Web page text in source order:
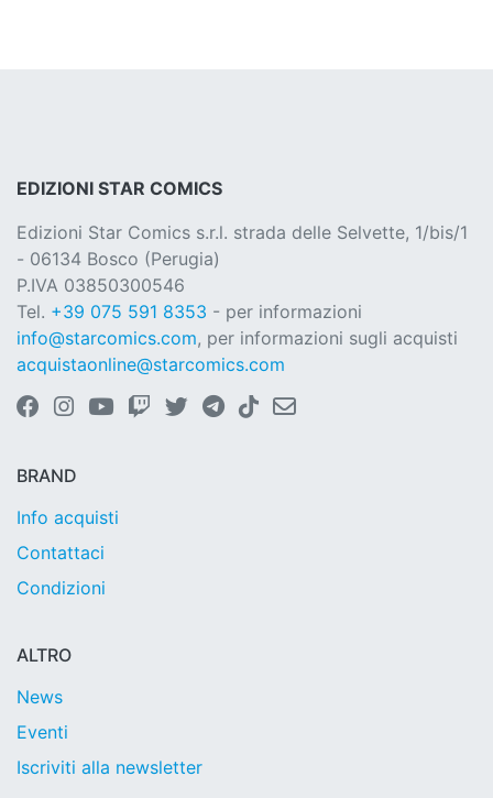
EDIZIONI STAR COMICS
Edizioni Star Comics s.r.l. strada delle Selvette, 1/bis/1
- 06134 Bosco (Perugia)
P.IVA 03850300546
Tel. +39 075 591 8353 - per informazioni
info@starcomics.com, per informazioni sugli acquisti
acquistaonline@starcomics.com
BRAND
Info acquisti
Contattaci
Condizioni
ALTRO
News
Eventi
Iscriviti alla newsletter